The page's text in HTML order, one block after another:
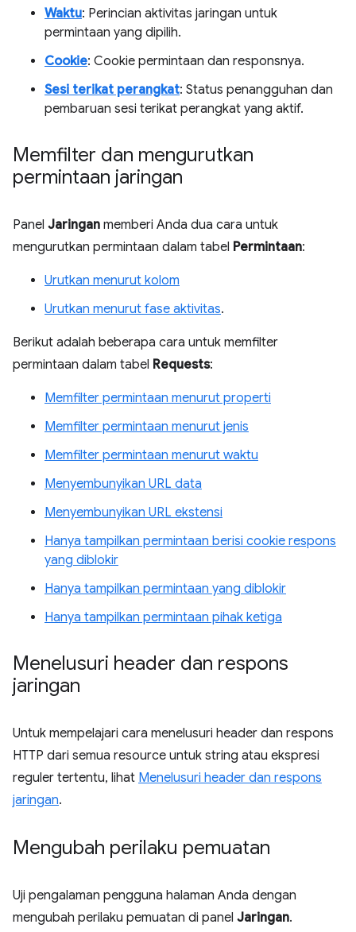
Waktu: Perincian aktivitas jaringan untuk
permintaan yang dipilih.
Cookie: Cookie permintaan dan responsnya.
Sesi terikat perangkat: Status penangguhan dan
pembaruan sesi terikat perangkat yang aktif.
Memfilter dan mengurutkan
permintaan jaringan
Panel Jaringan memberi Anda dua cara untuk
mengurutkan permintaan dalam tabel Permintaan:
Urutkan menurut kolom
Urutkan menurut fase aktivitas.
Berikut adalah beberapa cara untuk memfilter
permintaan dalam tabel Requests:
Memfilter permintaan menurut properti
Memfilter permintaan menurut jenis
Memfilter permintaan menurut waktu
Menyembunyikan URL data
Menyembunyikan URL ekstensi
Hanya tampilkan permintaan berisi cookie respons
yang diblokir
Hanya tampilkan permintaan yang diblokir
Hanya tampilkan permintaan pihak ketiga
Menelusuri header dan respons
jaringan
Untuk mempelajari cara menelusuri header dan respons
HTTP dari semua resource untuk string atau ekspresi
reguler tertentu, lihat Menelusuri header dan respons
jaringan.
Mengubah perilaku pemuatan
Uji pengalaman pengguna halaman Anda dengan
mengubah perilaku pemuatan di panel Jaringan.